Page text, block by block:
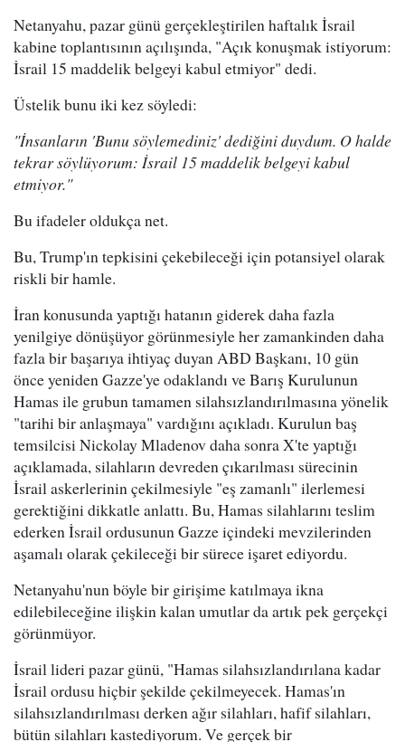
Netanyahu, pazar günü gerçekleştirilen haftalık İsrail
kabine toplantısının açılışında, "Açık konuşmak istiyorum:
İsrail 15 maddelik belgeyi kabul etmiyor" dedi.
Üstelik bunu iki kez söyledi:
"İnsanların 'Bunu söylemediniz' dediğini duydum. O halde
tekrar söylüyorum: İsrail 15 maddelik belgeyi kabul
etmiyor."
Bu ifadeler oldukça net.
Bu, Trump'ın tepkisini çekebileceği için potansiyel olarak
riskli bir hamle.
İran konusunda yaptığı hatanın giderek daha fazla
yenilgiye dönüşüyor görünmesiyle her zamankinden daha
fazla bir başarıya ihtiyaç duyan ABD Başkanı, 10 gün
önce yeniden Gazze'ye odaklandı ve Barış Kurulunun
Hamas ile grubun tamamen silahsızlandırılmasına yönelik
"tarihi bir anlaşmaya" vardığını açıkladı. Kurulun baş
temsilcisi Nickolay Mladenov daha sonra X'te yaptığı
açıklamada, silahların devreden çıkarılması sürecinin
İsrail askerlerinin çekilmesiyle "eş zamanlı" ilerlemesi
gerektiğini dikkatle anlattı. Bu, Hamas silahlarını teslim
ederken İsrail ordusunun Gazze içindeki mevzilerinden
aşamalı olarak çekileceği bir sürece işaret ediyordu.
Netanyahu'nun böyle bir girişime katılmaya ikna
edilebileceğine ilişkin kalan umutlar da artık pek gerçekçi
görünmüyor.
İsrail lideri pazar günü, "Hamas silahsızlandırılana kadar
İsrail ordusu hiçbir şekilde çekilmeyecek. Hamas'ın
silahsızlandırılması derken ağır silahları, hafif silahları,
bütün silahları kastediyorum. Ve gerçek bir